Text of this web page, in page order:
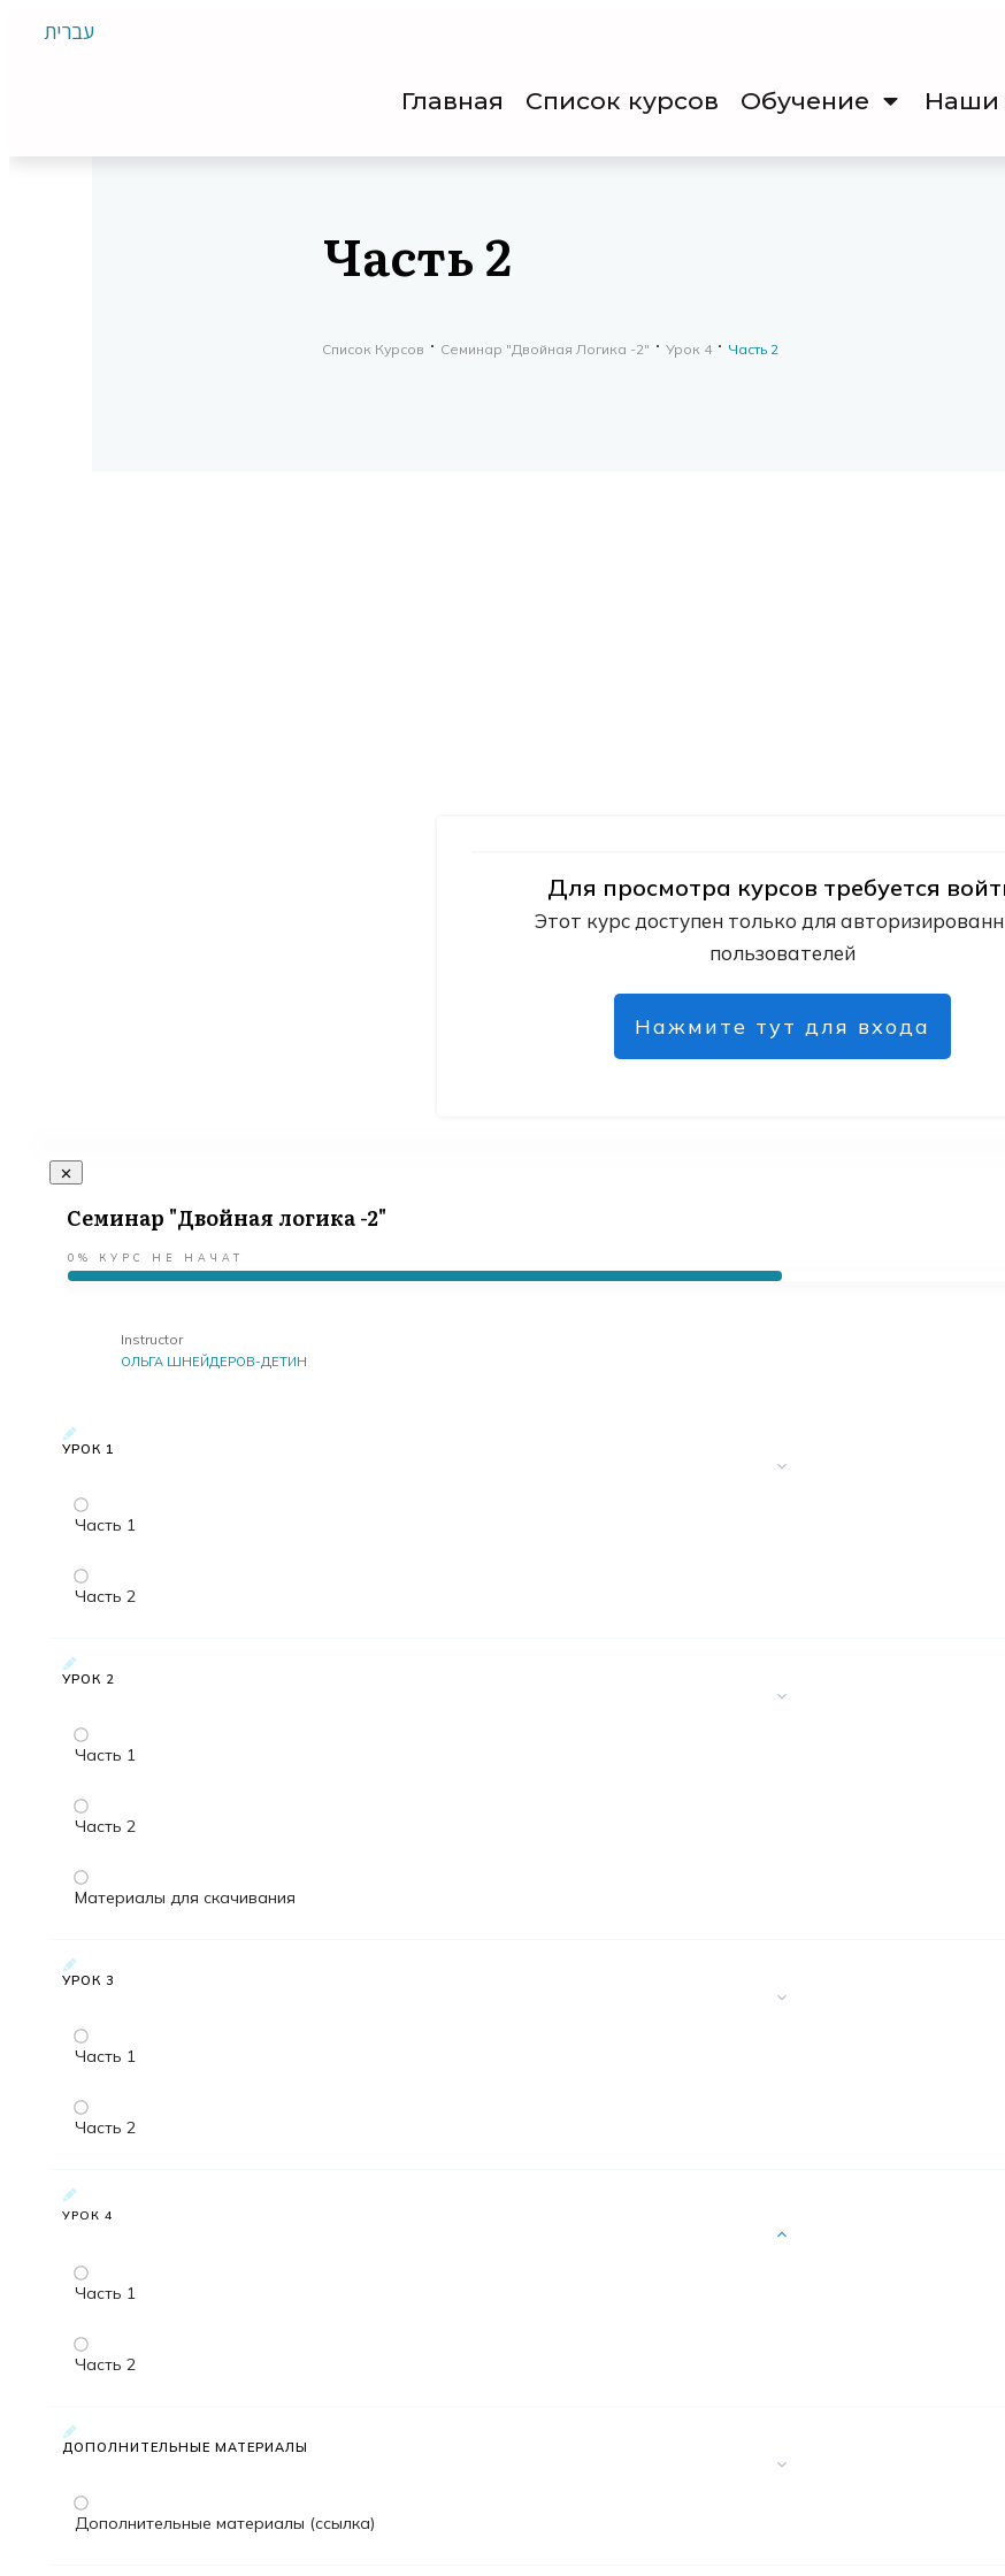
עברית
Главная Список курсов Обучение Наши
Часть 2
Список Курсов Семинар "Двойная Логика -2" Урок 4 Часть 2
Для просмотра курсов требуется
Этот курс доступен только для
пользователей
Нажмите тут для входа
Семинар "Двойная логика -2"
0% КУРС НЕ НАЧАТ
Instructor
ОЛЬГА ШНЕЙДЕРОВ-ДЕТИН
УРОК 1
Часть 1
Часть 2
УРОК 2
Часть 1
Часть 2
Материалы для скачивания
УРОК 3
Часть 1
Часть 2
УРОК 4
Часть 1
Часть 2
ДОПОЛНИТЕЛЬНЫЕ МАТЕРИАЛЫ
Дополнительные материалы (ссылка)